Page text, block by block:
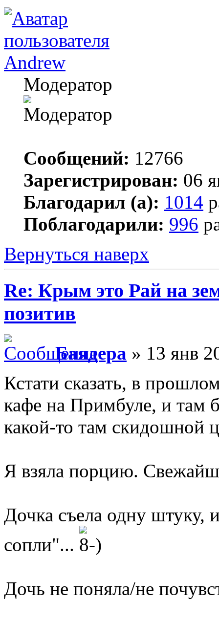
Andrew
Модератор
Сообщений: 12766
Зарегистрирован: 06
Благодарил (а): 1014
Поблагодарили: 996
Вернуться наверх
Re: Крым это Рай на
позитив
Баядера » 13 янв
Кстати сказать, в
кафе на Примбуле, и там
какой-то там скидошной
Я взяла порцию.
Дочка съела одну штуку,
сопли"...
Дочь не поняла/не